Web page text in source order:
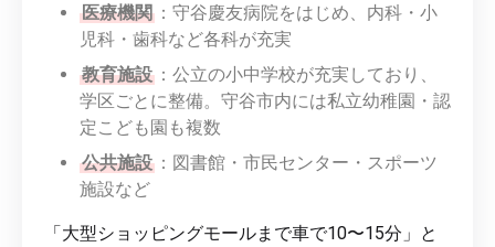
医療機関 ：守谷慶友病院をはじめ、内科・小
児科・歯科など各科が充実
教育施設 ：公立の小中学校が充実しており、
学区ごとに整備。守谷市内には私立幼稚園・認
定こども園も複数
公共施設 ：図書館・市民センター・スポーツ
施設など
「大型ショッピングモールまで車で10〜15分」と